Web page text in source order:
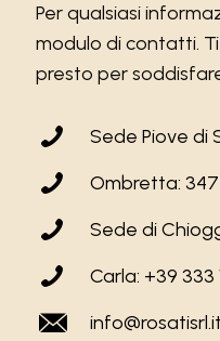
Per qualsiasi
modulo di contatti.
presto per
Sede Piove di
Ombretta:
Sede di
Carla: +39 333
info@rosatisrl.it